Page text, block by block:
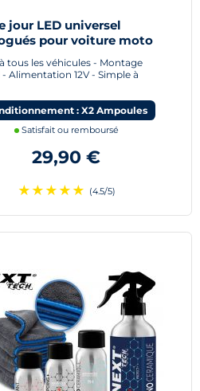
jour LED universel
pour voiture moto
tous les véhicules - Montage
Alimentation 12V - Simple à
: X2 Ampoules
Satisfait ou remboursé
29,90 €
★ ★ ★ ★ ★ (4.5/5)